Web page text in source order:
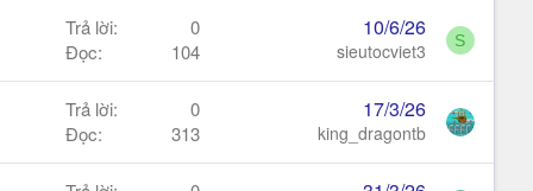
Trả lời
0
Đọc
104
10/6/26
sieutocviet3 S
Trả lời
0
Đọc
313
17/3/26
king_dragontb